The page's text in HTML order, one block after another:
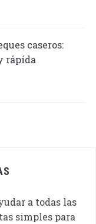
caseros:
rápída
a todas las
simples para